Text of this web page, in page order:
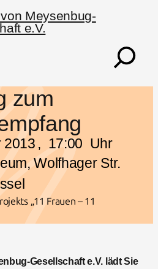
Meysenbug-
e.V.
zum
2013 , 17:00 Uhr
Wolfhager Str.
„11 Frauen – 11
Gesellschaft e.V. lädt Sie